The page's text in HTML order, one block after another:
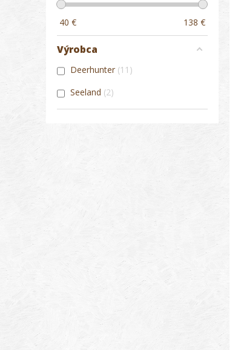
40 € 138 €
Výrobca
Deerhunter 11
Seeland 2